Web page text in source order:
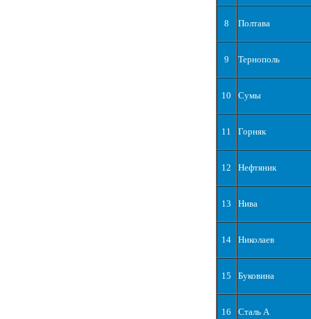
8 Полтава
9 Тернополь
10 Сумы
11 Горняк
12 Нефтяник
13 Нива
14 Николаев
15 Буковина
16 Сталь А